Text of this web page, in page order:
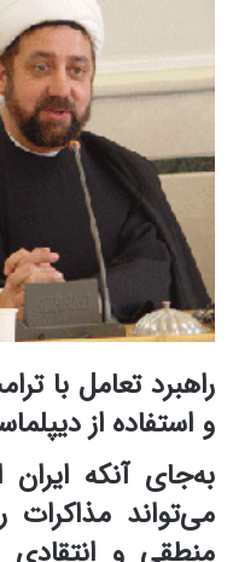
راهبرد تعامل با
و استفاده از
به‌جای آنکه ایران
می‌تواند